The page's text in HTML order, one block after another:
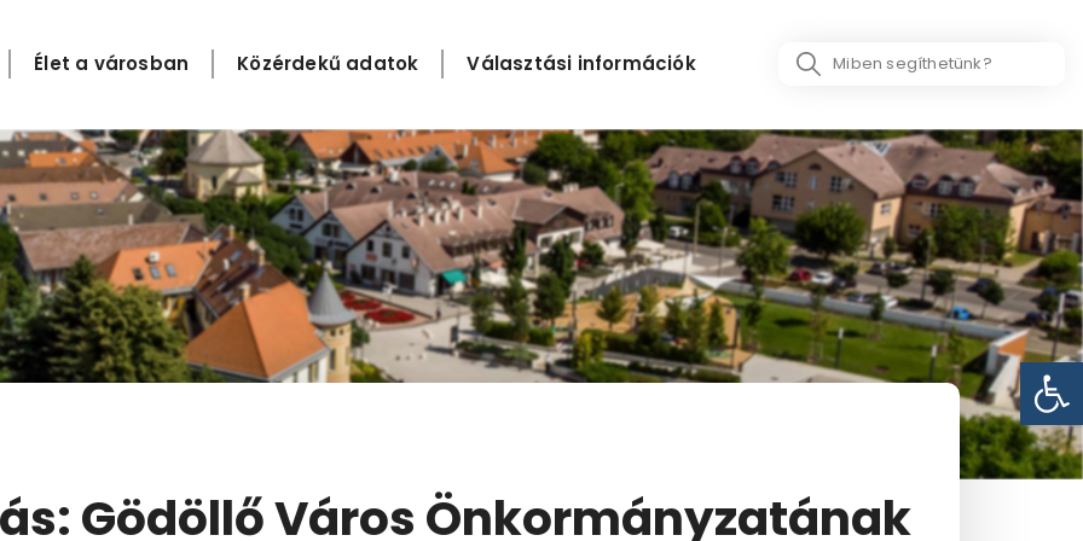
Élet a városban Közérdekű adatok Választási információk
Search
Gödöllő Város Önkormányzatának